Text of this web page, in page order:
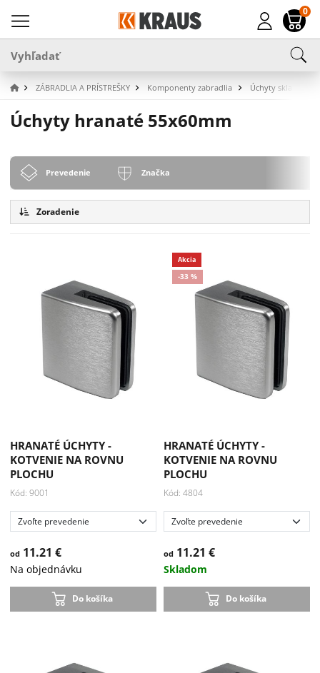
0
ZÁBRADLIA A PRÍSTREŠKY Komponenty zabradlia Úchyty skla pre
Úchyty hranaté 55x60mm
Prevedenie Značka
Zoradenie
HRANATÉ ÚCHYTY -
KOTVENIE NA ROVNU
PLOCHU
Kód: 9001
od11.21 €
Na objednávku
Do košíka
Akcia
-33 %
HRANATÉ ÚCHYTY -
KOTVENIE NA ROVNU
PLOCHU
Kód: 4804
od 11.21 €
Skladom
Do košíka